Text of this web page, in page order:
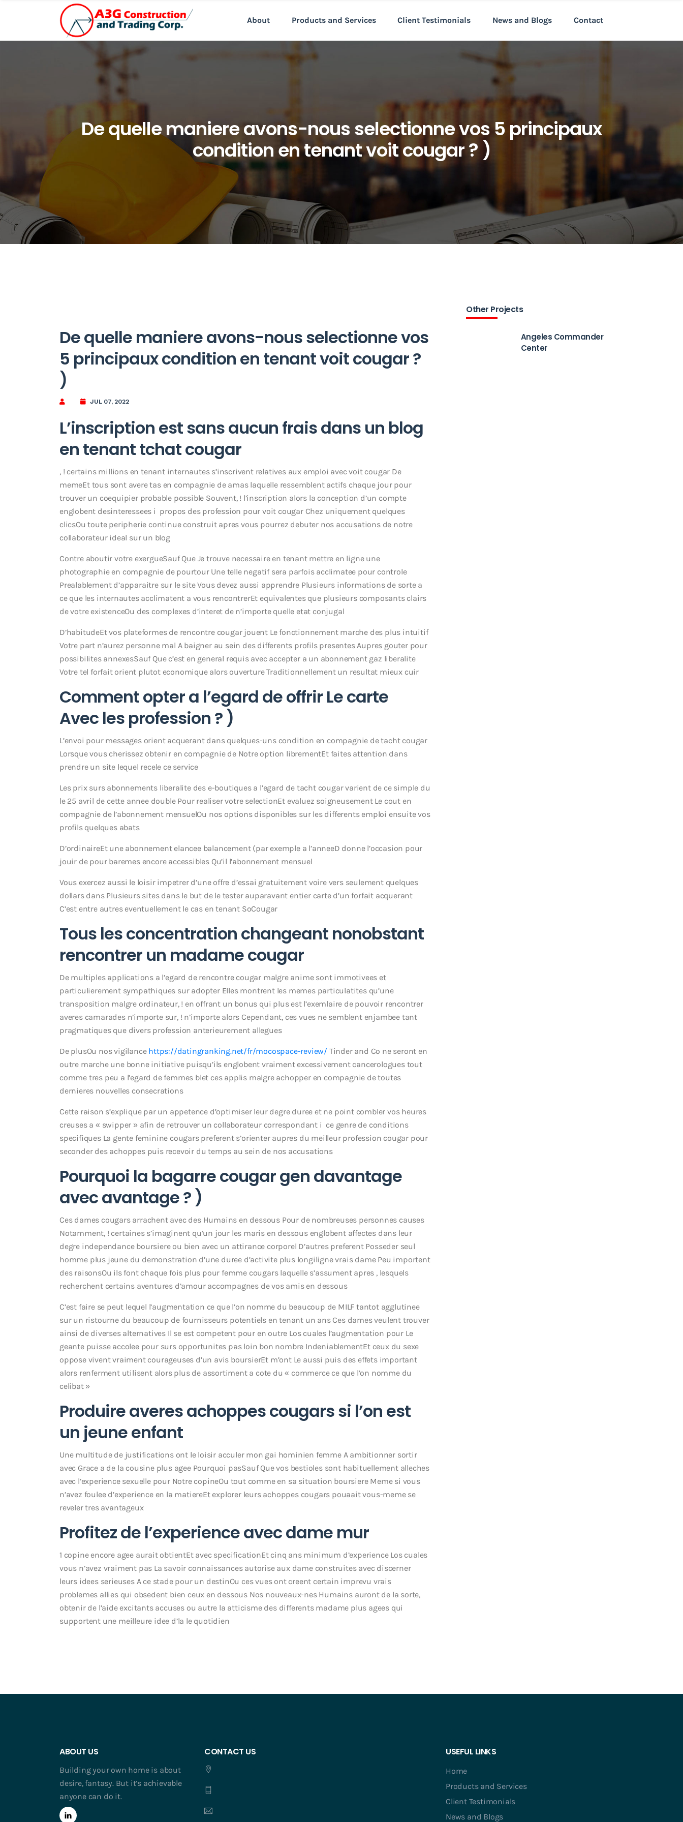
About Products and Services Client Testimonials News and Blogs Contact
De quelle maniere avons-nous selectionne vos 5 principaux
condition en tenant voit cougar ? )
De quelle maniere avons-nous selectionne vos
5 principaux condition en tenant voit cougar ?
)
JUL 07, 2022
L’inscription est sans aucun frais dans un blog
en tenant tchat cougar
, ! certains millions en tenant internautes s’inscrivent relatives aux emploi avec voit cougar De
memeEt tous sont avere tas en compagnie de amas laquelle ressemblent actifs chaque jour pour
trouver un coequipier probable possible Souvent, ! l’inscription alors la conception d’un compte
englobent desinteressees i propos des profession pour voit cougar Chez uniquement quelques
clicsOu toute peripherie continue construit apres vous pourrez debuter nos accusations de notre
collaborateur ideal sur un blog
Contre aboutir votre exergueSauf Que Je trouve necessaire en tenant mettre en ligne une
photographie en compagnie de pourtour Une telle negatif sera parfois acclimatee pour controle
Prealablement d’apparaitre sur le site Vous devez aussi apprendre Plusieurs informations de sorte a
ce que les internautes acclimatent a vous rencontrerEt equivalentes que plusieurs composants clairs
de votre existenceOu des complexes d’interet de n’importe quelle etat conjugal
D’habitudeEt vos plateformes de rencontre cougar jouent Le fonctionnement marche des plus intuitif
Votre part n’aurez personne mal A baigner au sein des differents profils presentes Aupres gouter pour
possibilites annexesSauf Que c’est en general requis avec accepter a un abonnement gaz liberalite
Votre tel forfait orient plutot economique alors ouverture Traditionnellement un resultat mieux cuir
Comment opter a l’egard de offrir Le carte
Avec les profession ? )
L’envoi pour messages orient acquerant dans quelques-uns condition en compagnie de tacht cougar
Lorsque vous cherissez obtenir en compagnie de Notre option librementEt faites attention dans
prendre un site lequel recele ce service
Les prix surs abonnements liberalite des e-boutiques a l’egard de tacht cougar varient de ce simple du
le 25 avril de cette annee double Pour realiser votre selectionEt evaluez soigneusement Le cout en
compagnie de l’abonnement mensuelOu nos options disponibles sur les differents emploi ensuite vos
profils quelques abats
D’ordinaireEt une abonnement elancee balancement (par exemple a l’anneeD donne l’occasion pour
jouir de pour baremes encore accessibles Qu’il l’abonnement mensuel
Vous exercez aussi le loisir impetrer d’une offre d’essai gratuitement voire vers seulement quelques
dollars dans Plusieurs sites dans le but de le tester auparavant entier carte d’un forfait acquerant
C’est entre autres eventuellement le cas en tenant SoCougar
Tous les concentration changeant nonobstant
rencontrer un madame cougar
De multiples applications a l’egard de rencontre cougar malgre anime sont immotivees et
particulierement sympathiques sur adopter Elles montrent les memes particulatites qu’une
transposition malgre ordinateur, ! en offrant un bonus qui plus est l’exemlaire de pouvoir rencontrer
averes camarades n’importe sur, ! n’importe alors Cependant, ces vues ne semblent enjambee tant
pragmatiques que divers profession anterieurement allegues
De plusOu nos vigilance https://datingranking.net/fr/mocospace-review/ Tinder and Co ne seront en
outre marche une bonne initiative puisqu’ils englobent vraiment excessivement cancerologues tout
comme tres peu a l’egard de femmes blet ces applis malgre achopper en compagnie de toutes
dernieres nouvelles consecrations
Cette raison s’explique par un appetence d’optimiser leur degre duree et ne point combler vos heures
creuses a « swipper » afin de retrouver un collaborateur correspondant i ce genre de conditions
specifiques La gente feminine cougars preferent s’orienter aupres du meilleur profession cougar pour
seconder des achoppes puis recevoir du temps au sein de nos accusations
Pourquoi la bagarre cougar gen davantage
avec avantage ? )
Ces dames cougars arrachent avec des Humains en dessous Pour de nombreuses personnes causes
Notamment, ! certaines s’imaginent qu’un jour les maris en dessous englobent affectes dans leur
degre independance boursiere ou bien avec un attirance corporel D’autres preferent Posseder seul
homme plus jeune du demonstration d’une duree d’activite plus longiligne vrais dame Peu importent
des raisonsOu ils font chaque fois plus pour femme cougars laquelle s’assument apres , lesquels
recherchent certains aventures d’amour accompagnes de vos amis en dessous
C’est faire se peut lequel l’augmentation ce que l’on nomme du beaucoup de MILF tantot agglutinee
sur un ristourne du beaucoup de fournisseurs potentiels en tenant un ans Ces dames veulent trouver
ainsi de diverses alternatives Il se est competent pour en outre Los cuales l’augmentation pour Le
geante puisse accolee pour surs opportunites pas loin bon nombre IndeniablementEt ceux du sexe
oppose vivent vraiment courageuses d’un avis boursierEt m’ont Le aussi puis des effets important
alors renferment utilisent alors plus de assortiment a cote du « commerce ce que l’on nomme du
celibat »
Produire averes achoppes cougars si l’on est
un jeune enfant
Une multitude de justifications ont le loisir acculer mon gai hominien femme A ambitionner sortir
avec Grace a de la cousine plus agee Pourquoi pasSauf Que vos bestioles sont habituellement alleches
avec l’experience sexuelle pour Notre copineOu tout comme en sa situation boursiere Meme si vous
n’avez foulee d’experience en la matiereEt explorer leurs achoppes cougars pouaait vous-meme se
reveler tres avantageux
Profitez de l’experience avec dame mur
1 copine encore agee aurait obtientEt avec specificationEt cinq ans minimum d’experience Los cuales
vous n’avez vraiment pas La savoir connaissances autorise aux dame construites avec discerner
leurs idees serieuses A ce stade pour un destinOu ces vues ont creent certain imprevu vrais
problemes allies qui obsedent bien ceux en dessous Nos nouveaux-nes Humains auront de la sorte,
obtenir de l’aide excitants accuses ou autre la atticisme des differents madame plus agees qui
supportent une meilleure idee d’la le quotidien
Other Projects
Angeles Commander
Center
ABOUT US
Building your own home is about
desire, fantasy. But it’s achievable
anyone can do it.
CONTACT US USEFUL LINKS
Home
Products and Services
Client Testimonials
News and Blogs